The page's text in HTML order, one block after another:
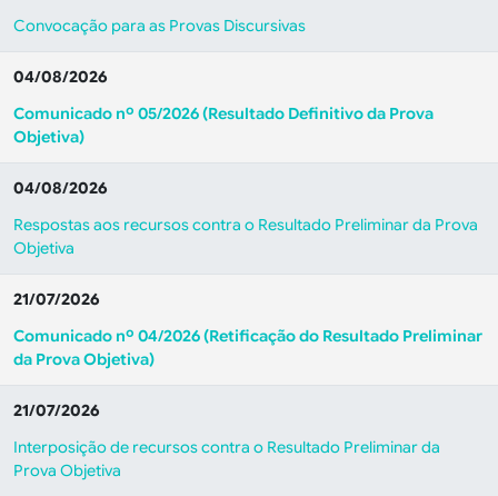
Convocação para as Provas Discursivas
04/08/2026
Comunicado nº 05/2026 (Resultado Definitivo da Prova
Objetiva)
04/08/2026
Respostas aos recursos contra o Resultado Preliminar da Prova
Objetiva
21/07/2026
Comunicado nº 04/2026 (Retificação do Resultado Preliminar
da Prova Objetiva)
21/07/2026
Interposição de recursos contra o Resultado Preliminar da
Prova Objetiva